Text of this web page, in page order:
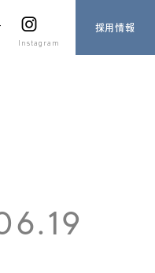
Instagram
採用情報